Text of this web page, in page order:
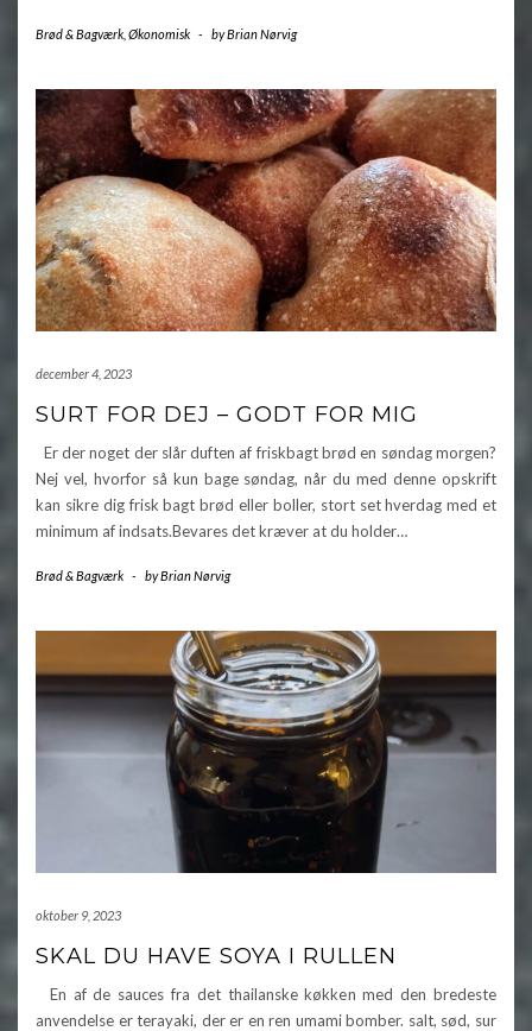
Brød & Bagværk Økonomisk - byBrian Nørvig
december 4, 2023
SURT FOR DEJ – GODT FOR MIG
Er der noget der slår duften af friskbagt brød en søndag morgen?
Nej vel, hvorfor så kun bage søndag, når du med denne opskrift
kan sikre dig frisk bagt brød eller boller, stort set hverdag med et
minimum af indsats.Bevares det kræver at du holder…
Brød & Bagværk - byBrian Nørvig
oktober 9, 2023
SKAL DU HAVE SOYA I RULLEN
En af de sauces fra det thailanske køkken med den bredeste
anvendelse er terayaki, der er en ren umami bomber. salt, sød, sur